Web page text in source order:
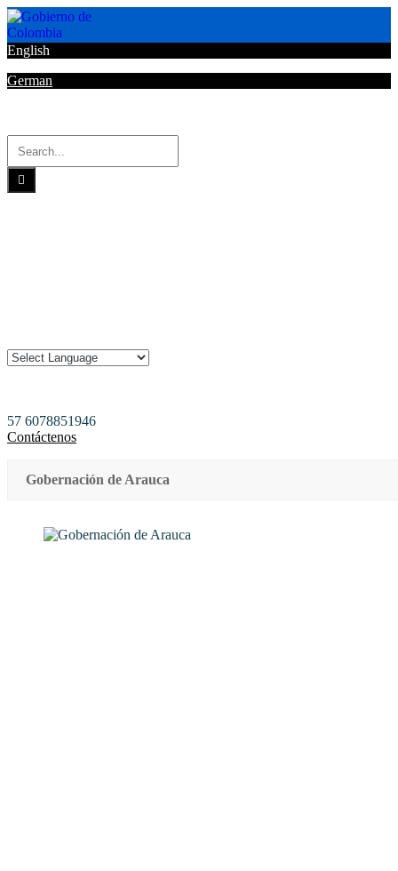
English
German
57 6078851946
Contáctenos
Gobernación de Arauca